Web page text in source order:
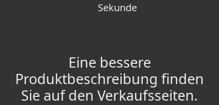
Sekunde
Eine bessere
Produktbeschreibung finden
Sie auf den Verkaufsseiten.